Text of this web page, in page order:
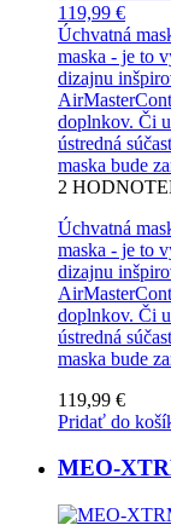
119,99 €
Úchvatná
maska - je to
dizajnu
doplnkov. Či
ústredná
maska bude
2
Úchvatná
maska - je to
dizajnu
doplnkov. Či
ústredná
maska bude
119,99 €
Pridať do
MEO-